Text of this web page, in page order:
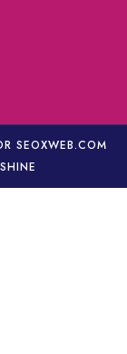
SEOXWEB.COM